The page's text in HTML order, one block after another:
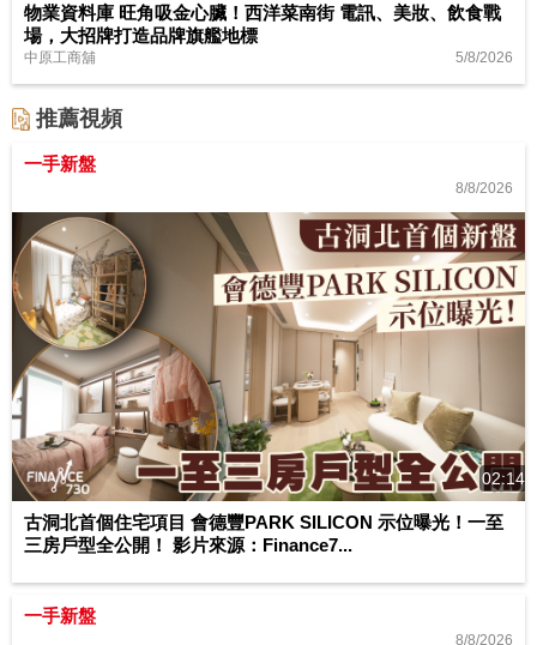
物業資料庫 旺角吸金心臟！西洋菜南街 電訊、美妝、飲食戰
場，大招牌打造品牌旗艦地標
中原工商舖 5/8/2026
推薦視頻
一手新盤
8/8/2026
02:14
古洞北首個住宅項目 會德豐PARK SILICON 示位曝光！一至
三房戶型全公開！ 影片來源：Finance7...
一手新盤
8/8/2026